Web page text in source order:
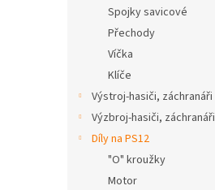
Spojky savicové
Přechody
Víčka
Klíče
Výstroj-hasiči, záchranáři
Výzbroj-hasiči, záchranáři
Díly na PS12
"O" kroužky
Motor